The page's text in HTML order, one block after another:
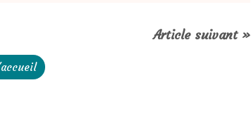
Article suivant »